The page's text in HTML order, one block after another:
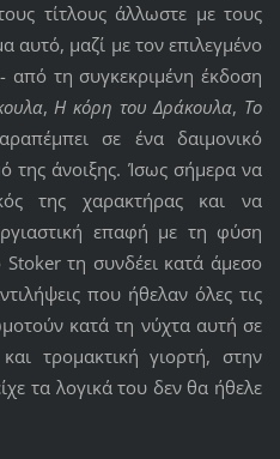
τίτλους άλλωστε με τους
αυτό, μαζί με τον επιλεγμένο
- από τη συγκεκριμένη έκδοση
,Η κόρη του Δράκουλα, Το
σε ένα δαιμονικό
της άνοιξης. Ίσως σήμερα να
της χαρακτήρας και να
επαφή με τη φύση
τη συνδέει κατά άμεσο
που ήθελαν όλες τις
κατά τη νύχτα αυτή σε
τρομακτική γιορτή, στην
τα λογικά του δεν θα ήθελε